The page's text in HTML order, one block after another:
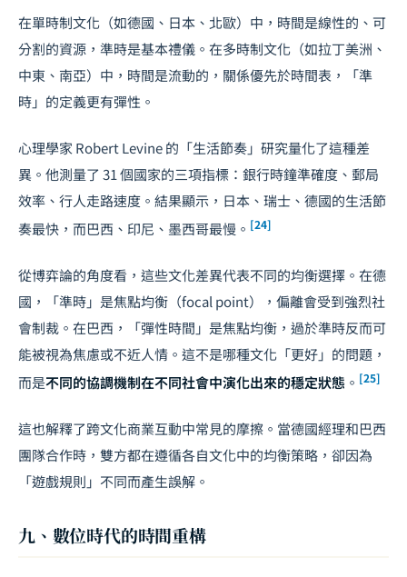
在單時制文化（如德國、日本、北歐）中，時間是線性的、可
分割的資源，準時是基本禮儀。在多時制文化（如拉丁美洲、
中東、南亞）中，時間是流動的，關係優先於時間表，「準
時」的定義更有彈性。
心理學家 Robert Levine 的「生活節奏」研究量化了這種差
異。他測量了 31 個國家的三項指標：銀行時鐘準確度、郵局
效率、行人走路速度。結果顯示，日本、瑞士、德國的生活節
奏最快，而巴西、印尼、墨西哥最慢。 [24]
從博弈論的角度看，這些文化差異代表不同的均衡選擇。在德
國，「準時」是焦點均衡（focal point），偏離會受到強烈社
會制裁。在巴西，「彈性時間」是焦點均衡，過於準時反而可
能被視為焦慮或不近人情。這不是哪種文化「更好」的問題，
而是不同的協調機制在不同社會中演化出來的穩定狀態 。 [25]
這也解釋了跨文化商業互動中常見的摩擦。當德國經理和巴西
團隊合作時，雙方都在遵循各自文化中的均衡策略，卻因為
「遊戲規則」不同而產生誤解。
九、數位時代的時間重構